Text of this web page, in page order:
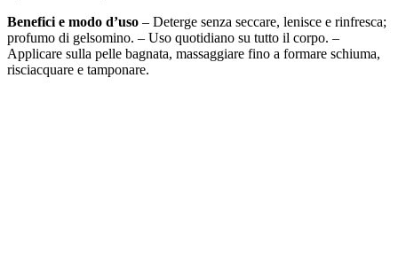
Benefici e modo d’uso – Deterge senza seccare, lenisce e rinfresca;
profumo di gelsomino. – Uso quotidiano su tutto il corpo. –
Applicare sulla pelle bagnata, massaggiare fino a formare schiuma,
risciacquare e tamponare.